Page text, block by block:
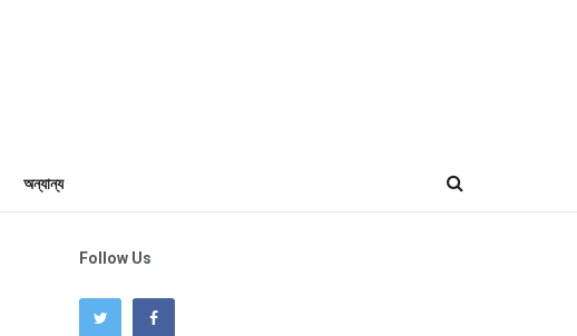
অন্যান্য
Follow Us